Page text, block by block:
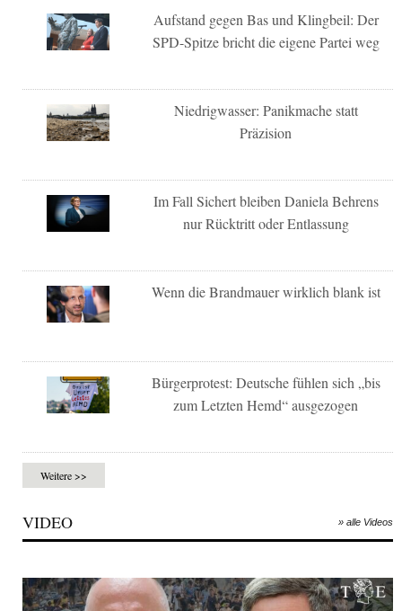
Aufstand gegen Bas und Klingbeil: Der
SPD-Spitze bricht die eigene Partei weg
Niedrigwasser: Panikmache statt
Präzision
Im Fall Sichert bleiben Daniela Behrens
nur Rücktritt oder Entlassung
Wenn die Brandmauer wirklich blank ist
Bürgerprotest: Deutsche fühlen sich „bis
zum Letzten Hemd“ ausgezogen
Weitere >>
VIDEO » alle Videos